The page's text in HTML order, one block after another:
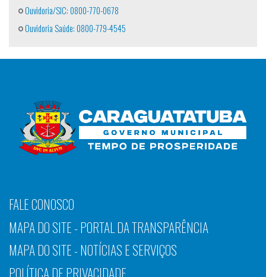
Ouvidoria/SIC: 0800-770-0678
Ouvidoria Saúde: 0800-779-4545
FALE CONOSCO
MAPA DO SITE - PORTAL DA TRANSPARÊNCIA
MAPA DO SITE - NOTÍCIAS E SERVIÇOS
POLÍTICA DE PRIVACIDADE